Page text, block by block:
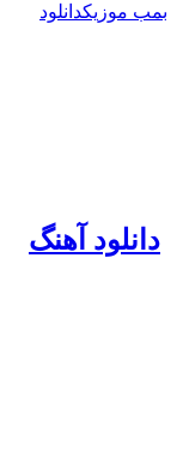
بمب موزیکدانلود
دانلود آهنگ